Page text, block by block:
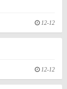
12-12
12-12